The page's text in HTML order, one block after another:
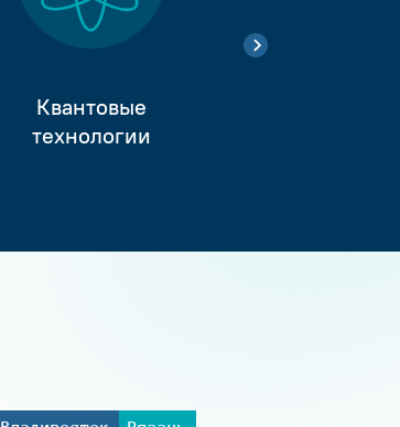
Квантовые
технологии